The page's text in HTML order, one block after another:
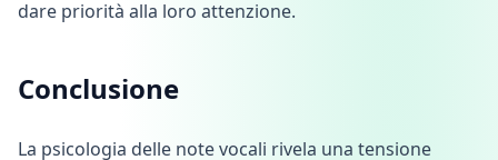
dare priorità alla loro attenzione.
Conclusione
La psicologia delle note vocali rivela una tensione